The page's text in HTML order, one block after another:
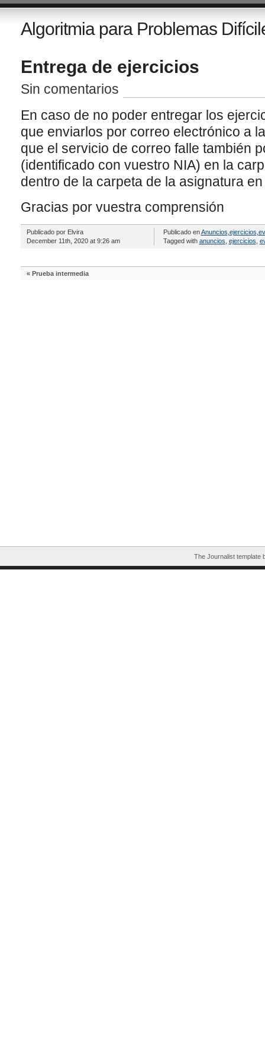
Algoritmia para Problemas
Entrega de ejercicios
Sin comentarios
En caso de no poder entregar los
que enviarlos por correo electrónico a
que el servicio de correo falle también
(identificado con vuestro NIA) en la
dentro de la carpeta de la asignatura
Gracias por vuestra comprensión
Publicado por Elvira
December 11th, 2020 at 9:26 am
Publicado enAnuncios ejercicios
Tagged with anuncios ejercicios
« Prueba intermedia
The Journalist template